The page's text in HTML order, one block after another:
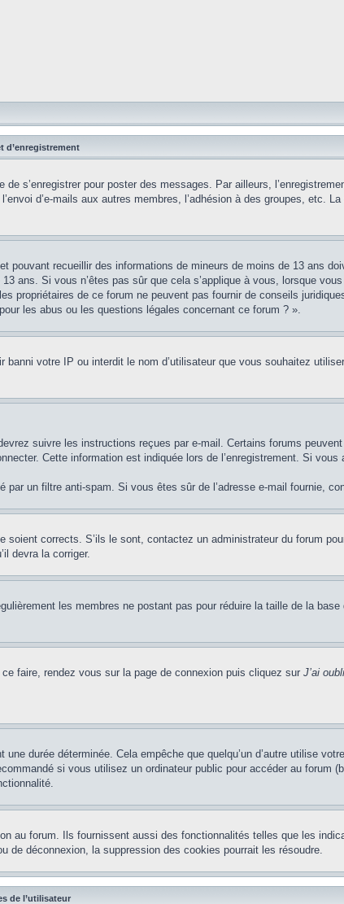
d’enregistrement
s’enregistrer pour poster des messages. Par ailleurs,
d’e-mails aux autres membres, l’adhésion à des groupes, etc. La
pouvant recueillir des informations de mineurs de moins de 13 ans
ans. Si vous n’êtes pas sûr que cela s’applique à vous, lorsque
propriétaires de ce forum ne peuvent pas fournir de conseils
les abus ou les questions légales concernant ce forum ? ».
votre IP ou interdit le nom d’utilisateur que vous souhaitez
suivre les instructions reçues par e-mail. Certains forums
Cette information est indiquée lors de l’enregistrement. Si
un filtre anti-spam. Si vous êtes sûr de l’adresse e-mail fournie,
corrects. S’ils le sont, contactez un administrateur du forum
devra la corriger.
les membres ne postant pas pour réduire la taille de la
faire, rendez vous sur la page de connexion puis cliquez sur J’ai
durée déterminée. Cela empêche que quelqu’un d’autre utilise
si vous utilisez un ordinateur public pour accéder au forum
au forum. Ils fournissent aussi des fonctionnalités telles que les
de déconnexion, la suppression des cookies pourrait les résoudre.
de l’utilisateur